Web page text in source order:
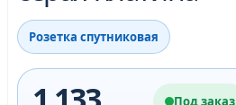
Розетка спутниковая
Под заказ